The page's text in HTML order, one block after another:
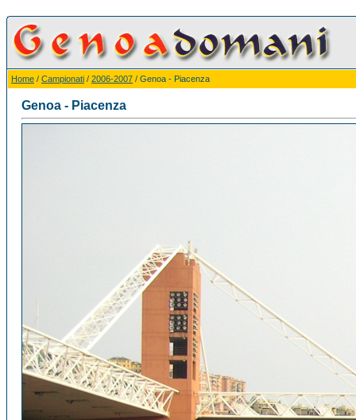
Home / Campionati / 2006-2007 / Genoa - Piacenza
Genoa - Piacenza